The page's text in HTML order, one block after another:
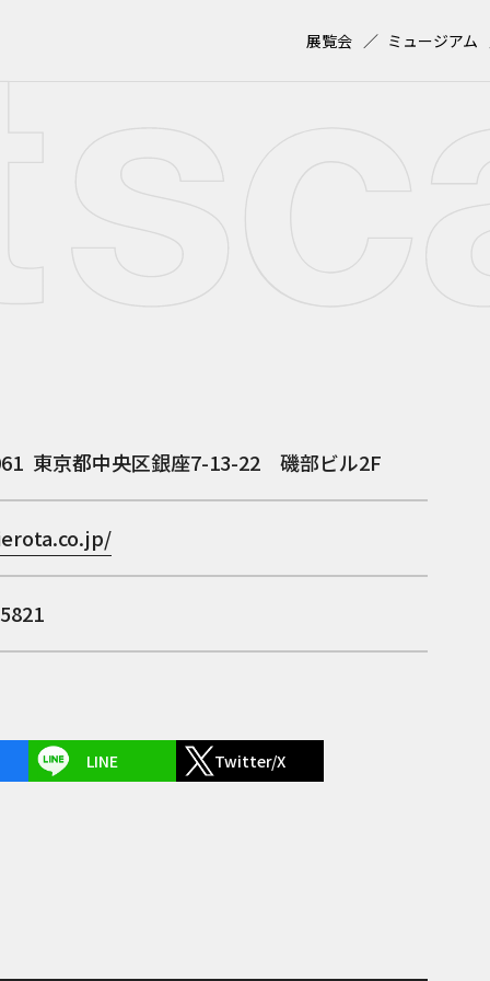
展覧会 ミュージアム
東京都中央区銀座7-13-22 磯部ビル2F
LINE Twitter/X